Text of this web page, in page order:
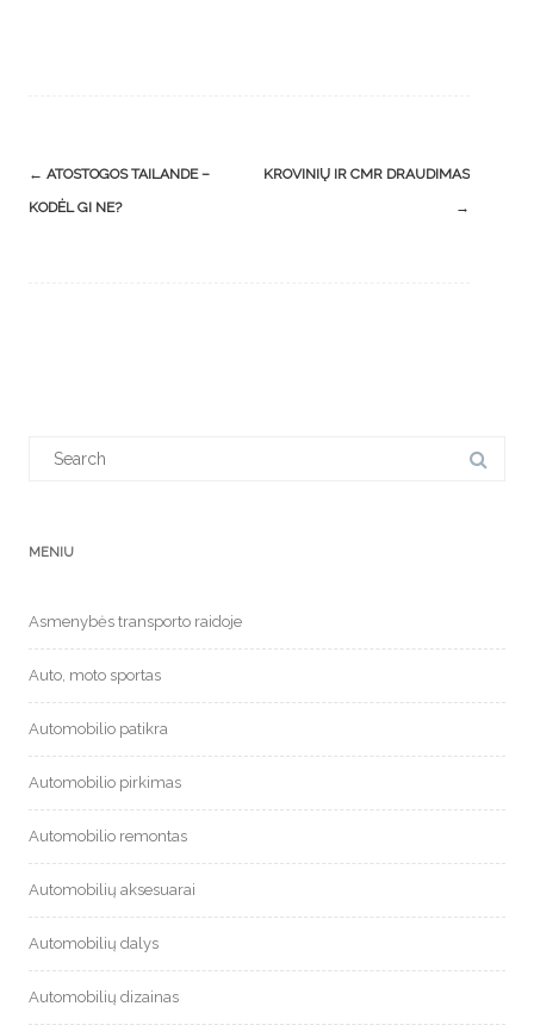
Post
navigation
← ATOSTOGOS TAILANDE –
KODĖL GI NE?
KROVINIŲ IR CMR DRAUDIMAS
→
MENIU
Asmenybės transporto raidoje
Auto, moto sportas
Automobilio patikra
Automobilio pirkimas
Automobilio remontas
Automobilių aksesuarai
Automobilių dalys
Automobilių dizainas